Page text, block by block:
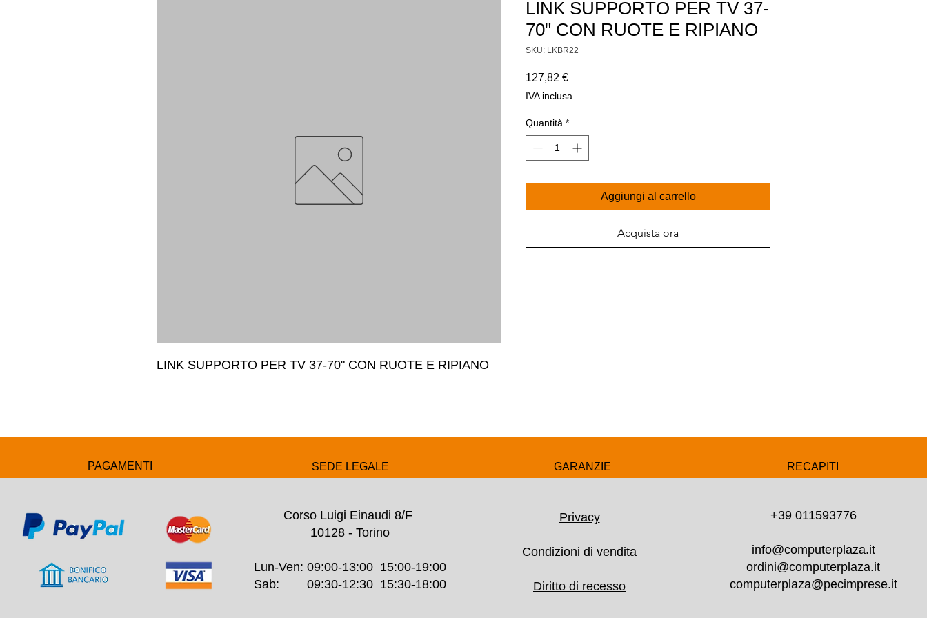
LINK SUPPORTO PER TV 37-70" CON RUOTE E RIPIANO
LINK SUPPORTO PER TV 37-
70" CON RUOTE E RIPIANO
SKU: LKBR22
127,82 €Prezzo
IVA inclusa
Quantità *
Aggiungi al carrello
Acquista ora
PAGAMENTI SEDE LEGALE GARANZIE RECAPITI
Corso Luigi Einaudi 8/F
10128 - Torino
Lun-Ven: 09:00-13:00 15:00-19:00
Sab: 09:30-12:30 15:30-18:00
Privacy
Condizioni di vendita
Diritto di recesso
+39 011593776
info@computerplaza.it
ordini@computerplaza.it
computerplaza@pecimprese.it